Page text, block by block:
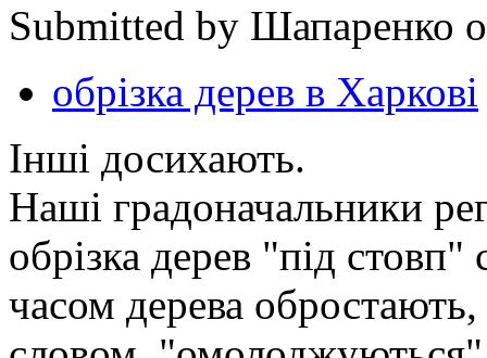
Submitted by Шапаренко
обрізка дерев в Харкові
Інші досихають.
Наші градоначальники
обрізка дерев "під
часом дерева